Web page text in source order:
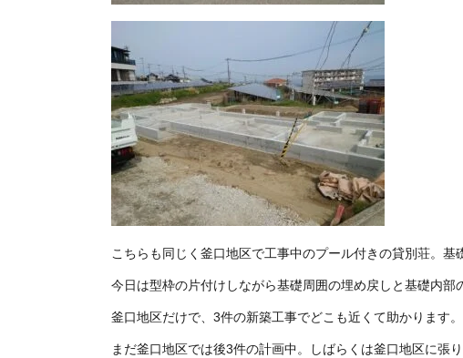
こちらも同じく釜口地区で工事中のプール付きの貸別荘。基
今日は型枠の片付けしながら基礎周囲の埋め戻しと基礎内部
釜口地区だけで、3件の新築工事でどこも近くて助かります。
まだ釜口地区では後3件の計画中。しばらくは釜口地区に張り